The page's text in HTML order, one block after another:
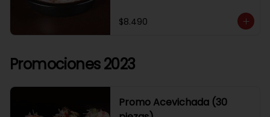
$8.490
Promociones 2023
Promo Acevichada (30